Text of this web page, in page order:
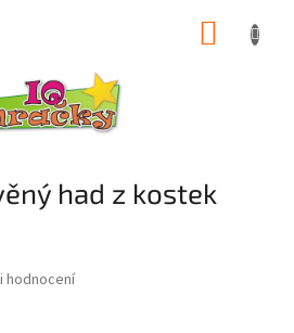
had z kostek
hodnocení